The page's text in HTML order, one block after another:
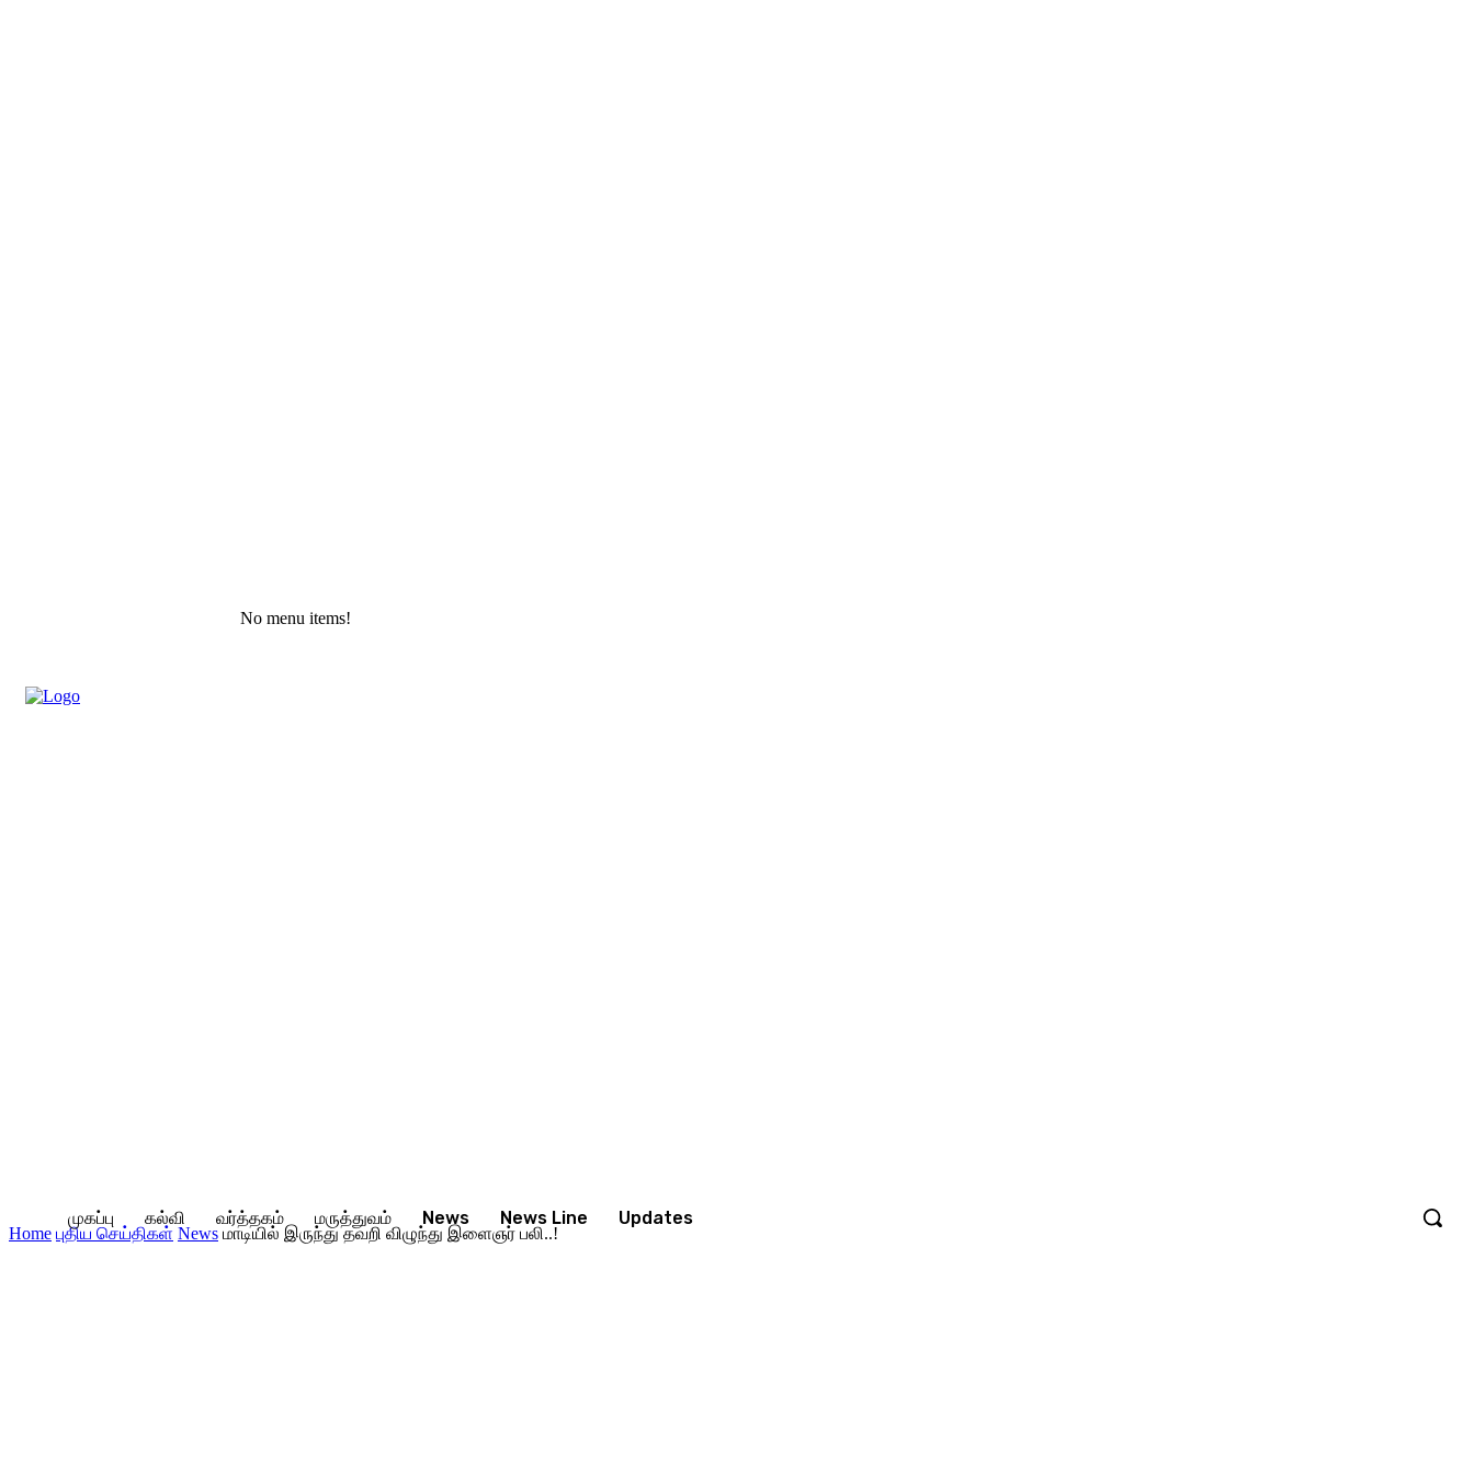
No menu items!
முகப்பு கல்வி வர்த்தகம் மருத்துவம் News News Line Updates
Home புதிய செய்திகள் News மாடியில் இருந்து தவறி விழுந்து இளைஞர் பலி..!